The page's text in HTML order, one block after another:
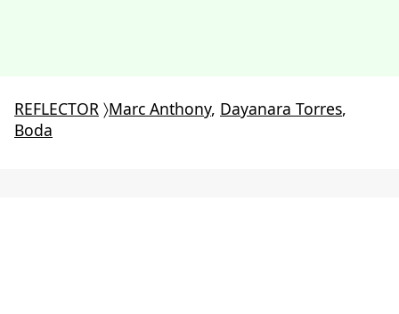
REFLECTOR 〉Marc Anthony, Dayanara Torres,
Boda